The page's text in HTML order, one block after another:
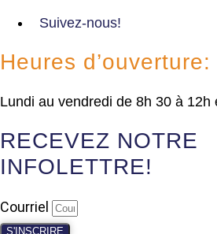
Suivez-nous!
Heures d’ouverture:
Lundi au vendredi de 8h 30 à 12h
RECEVEZ NOTRE
INFOLETTRE!
Courriel
S'INSCRIRE